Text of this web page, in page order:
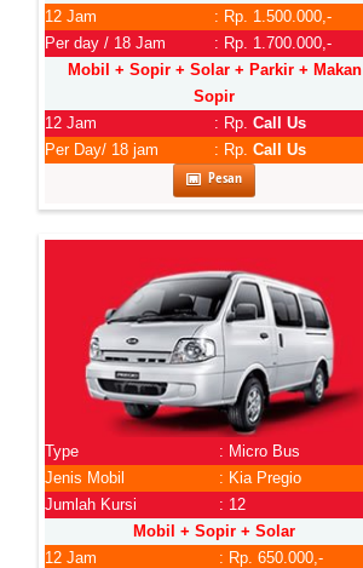
12 Jam
: Rp. 1.500.000,-
Per day / 18 Jam
: Rp. 1.700.000,-
Mobil + Sopir + Solar + Parkir + Makan
Sopir
12 Jam
: Rp. Call Us
Per Day/ 18 jam
: Rp. Call Us
Pesan
Type
: Micro Bus
Jenis Mobil
: Kia Pregio
Jumlah Kursi
: 12
Mobil + Sopir + Solar
12 Jam
: Rp. 650.000,-